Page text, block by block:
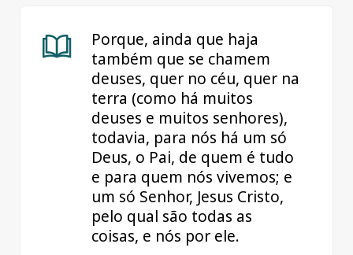
Porque, ainda que haja
também que se chamem
deuses, quer no céu, quer na
terra (como há muitos
deuses e muitos senhores),
todavia, para nós há um só
Deus, o Pai, de quem é tudo
e para quem nós vivemos; e
um só Senhor, Jesus Cristo,
pelo qual são todas as
coisas, e nós por ele.